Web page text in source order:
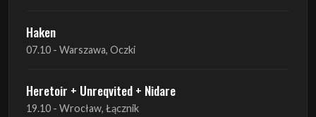
Heretoir + Unreqvited + Nidare
THE SISTERS OF MERCY
22.10 - Wrocław, A2 - Centrum Koncertowe